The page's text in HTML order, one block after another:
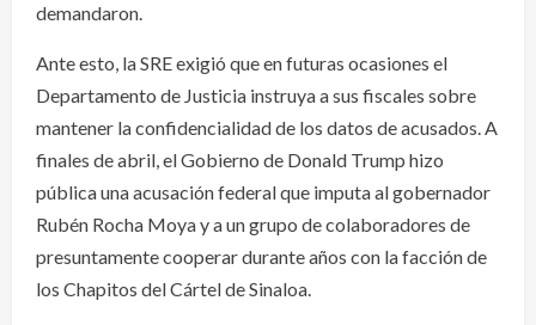
demandaron.
Ante esto, la SRE exigió que en futuras ocasiones el
Departamento de Justicia instruya a sus fiscales sobre
mantener la confidencialidad de los datos de acusados. A
finales de abril, el Gobierno de Donald Trump hizo
pública una acusación federal que imputa al gobernador
Rubén Rocha Moya y a un grupo de colaboradores de
presuntamente cooperar durante años con la facción de
los Chapitos del Cártel de Sinaloa.